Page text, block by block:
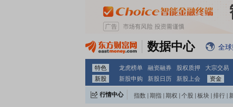
数据中心 全
特色 龙虎榜单 融资融券 股权质押 大宗交易
新股
新股申购 新股日历 新股上会 资金
行情中心 指数 期指 期权 个股 板块 排行